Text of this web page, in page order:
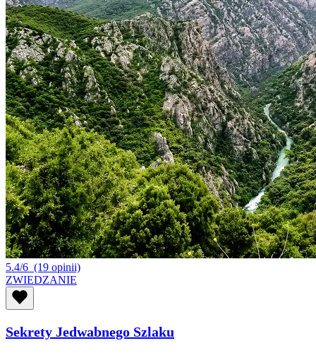
5.4/6 (19 opinii)
ZWIEDZANIE
Sekrety Jedwabnego Szlaku